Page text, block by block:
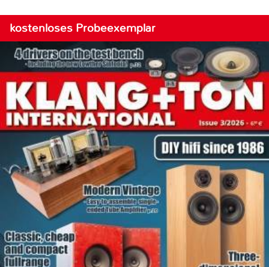
kostenloses Probeexemplar